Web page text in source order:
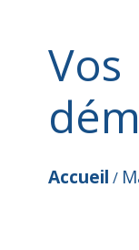
Vos
Accueil /